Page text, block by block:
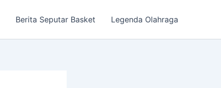
Berita Seputar Basket Legenda Olahraga